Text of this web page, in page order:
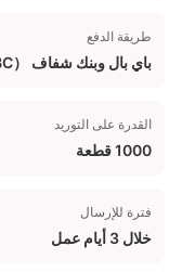
طريقة الدفع
باي بال وبنك شفاف （ICBC）
القدرة على التوريد
1000 قطعة
فترة للإرسال
خلال 3 أيام عمل